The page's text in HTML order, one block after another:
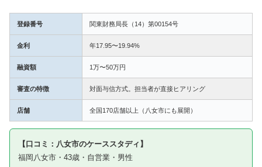
登録番号 関東財務局長（14）第00154号
金利 年17.95〜19.94%
融資額 1万〜50万円
審査の特徴 対面与信方式。担当者が直接ヒアリング
店舗 全国170店舗以上（八女市にも展開）
【口コミ：八女市のケーススタディ】
福岡八女市・43歳・自営業・男性